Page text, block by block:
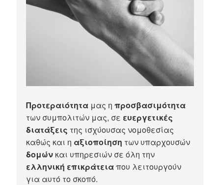
Προτεραιότητα μας ηπροσβασιμότητα
των συμπολιτών μας, σε ευεργετικές
διατάξεις της ισχύουσας νομοθεσίας
καθώς και η αξιοποίηση των υπαρχουσών
δομών και υπηρεσιών σε όλη την
ελληνική επικράτειαπου λειτουργούν
για αυτό το σκοπό.​